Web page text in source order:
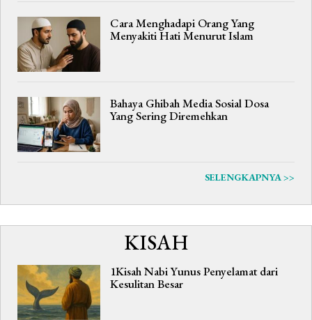
Cara Menghadapi Orang Yang
Menyakiti Hati Menurut Islam
Bahaya Ghibah Media Sosial Dosa
Yang Sering Diremehkan
SELENGKAPNYA >>
KISAH
1Kisah Nabi Yunus Penyelamat dari
Kesulitan Besar